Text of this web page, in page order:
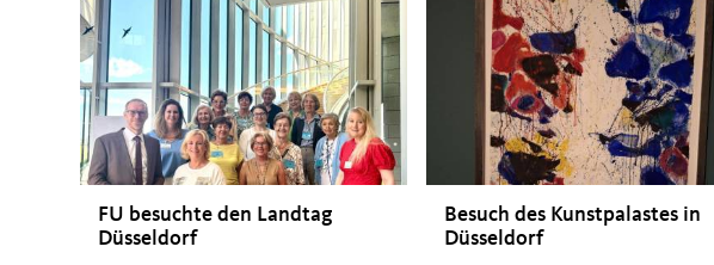
FU besuchte den Landtag
Düsseldorf
Besuch des Kunstpalastes in
Düsseldorf